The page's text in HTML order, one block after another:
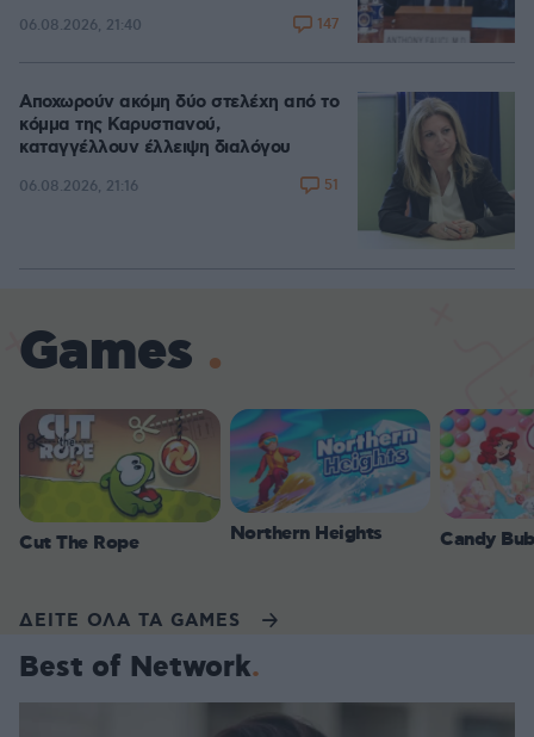
06.08.2026, 21:40 147
Αποχωρούν ακόμη δύο στελέχη από το
κόμμα της Καρυστιανού,
καταγγέλλουν έλλειψη διαλόγου
06.08.2026, 21:16 51
Games
Cut The Rope Northern Heights Candy
ΔΕΙΤΕ ΟΛΑ ΤΑ GAMES
Best of Network